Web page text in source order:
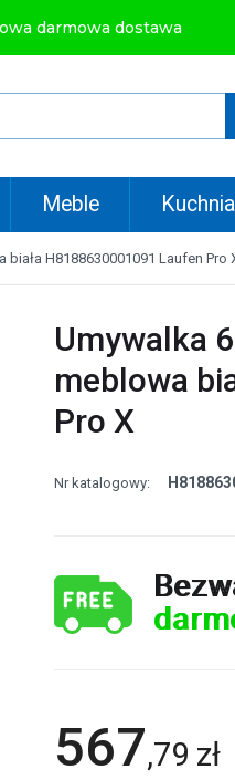
darmowa dostawa
Meble Kuchnia
H8188630001091 Laufen Pro
Umywalka
meblowa
Pro X
Nr katalogowy:
567,79 zł